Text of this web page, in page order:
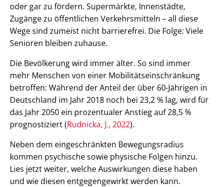
oder gar zu fördern. Supermärkte, Innenstädte,
Zugänge zu öffentlichen Verkehrsmitteln – all diese
Wege sind zumeist nicht barrierefrei. Die Folge: Viele
Senioren bleiben zuhause.
Die Bevölkerung wird immer älter. So sind immer
mehr Menschen von einer Mobilitätseinschränkung
betroffen: Während der Anteil der über 60-Jährigen in
Deutschland im Jahr 2018 noch bei 23,2 % lag, wird für
das Jahr 2050 ein prozentualer Anstieg auf 28,5 %
prognostiziert (Rudnicka, J., 2022).
Neben dem eingeschränkten Bewegungsradius
kommen psychische sowie physische Folgen hinzu.
Lies jetzt weiter, welche Auswirkungen diese haben
und wie diesen entgegengewirkt werden kann.